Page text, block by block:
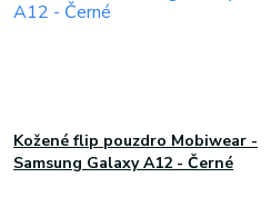
Kožené flip pouzdro Mobiwear -
Samsung Galaxy A12 - Černé